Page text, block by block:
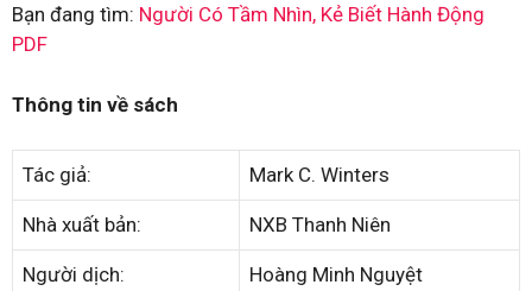
Bạn đang tìm: Người Có Tầm Nhìn, Kẻ Biết Hành Động
PDF
Thông tin về sách
Tác giả: Mark C. Winters
Nhà xuất bản: NXB Thanh Niên
Người dịch: Hoàng Minh Nguyệt